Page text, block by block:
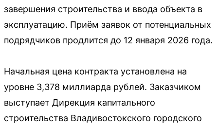
завершения строительства и ввода объекта в
эксплуатацию. Приём заявок от потенциальных
подрядчиков продлится до 12 января 2026 года.
Начальная цена контракта установлена на
уровне 3,378 миллиарда рублей. Заказчиком
выступает Дирекция капитального
строительства Владивостокского городского